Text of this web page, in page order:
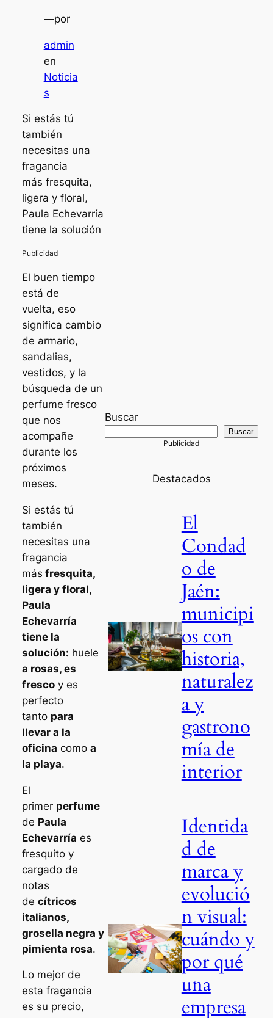
—por
admin
en
Noticia
s
Si estás tú
también
necesitas una
fragancia
más fresquita,
ligera y floral,
Paula Echevarría
tiene la solución
El buen tiempo
está de
vuelta, eso
significa cambio
de armario,
sandalias,
vestidos, y la
búsqueda de un
perfume fresco
que nos
acompañe
durante los
próximos
meses.
Si estás tú
también
necesitas una
fragancia
más fresquita,
ligera y floral,
Paula
Echevarría
tiene la
solución: huele
a rosas, es
frescoy es
perfecto
tanto para
llevar a la
oficina como a
la playa.
El
primer perfume
de Paula
Echevarría es
fresquito y
cargado de
notas
de cítricos
italianos,
grosella negra y
pimienta rosa.
Lo mejor de
esta fragancia
es su precio,
Buscar
Buscar
Destacados
El
Condad
o de
Jaén:
municipi
os con
historia,
naturalez
a y
gastrono
mía de
interior
Identida
d de
marca y
evolució
n visual:
cuándo y
por qué
una
empresa